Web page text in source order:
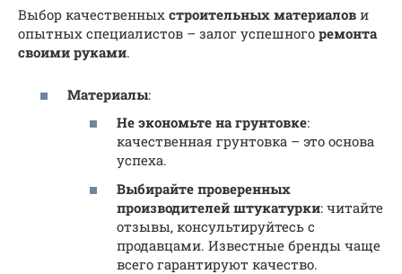
Выбор качественных строительных материалов и
опытных специалистов – залог успешного ремонта
своими руками.
Материалы:
Не экономьте на грунтовке:
качественная грунтовка – это основа
успеха.
Выбирайте проверенных
производителей штукатурки: читайте
отзывы, консультируйтесь с
продавцами. Известные бренды чаще
всего гарантируют качество.